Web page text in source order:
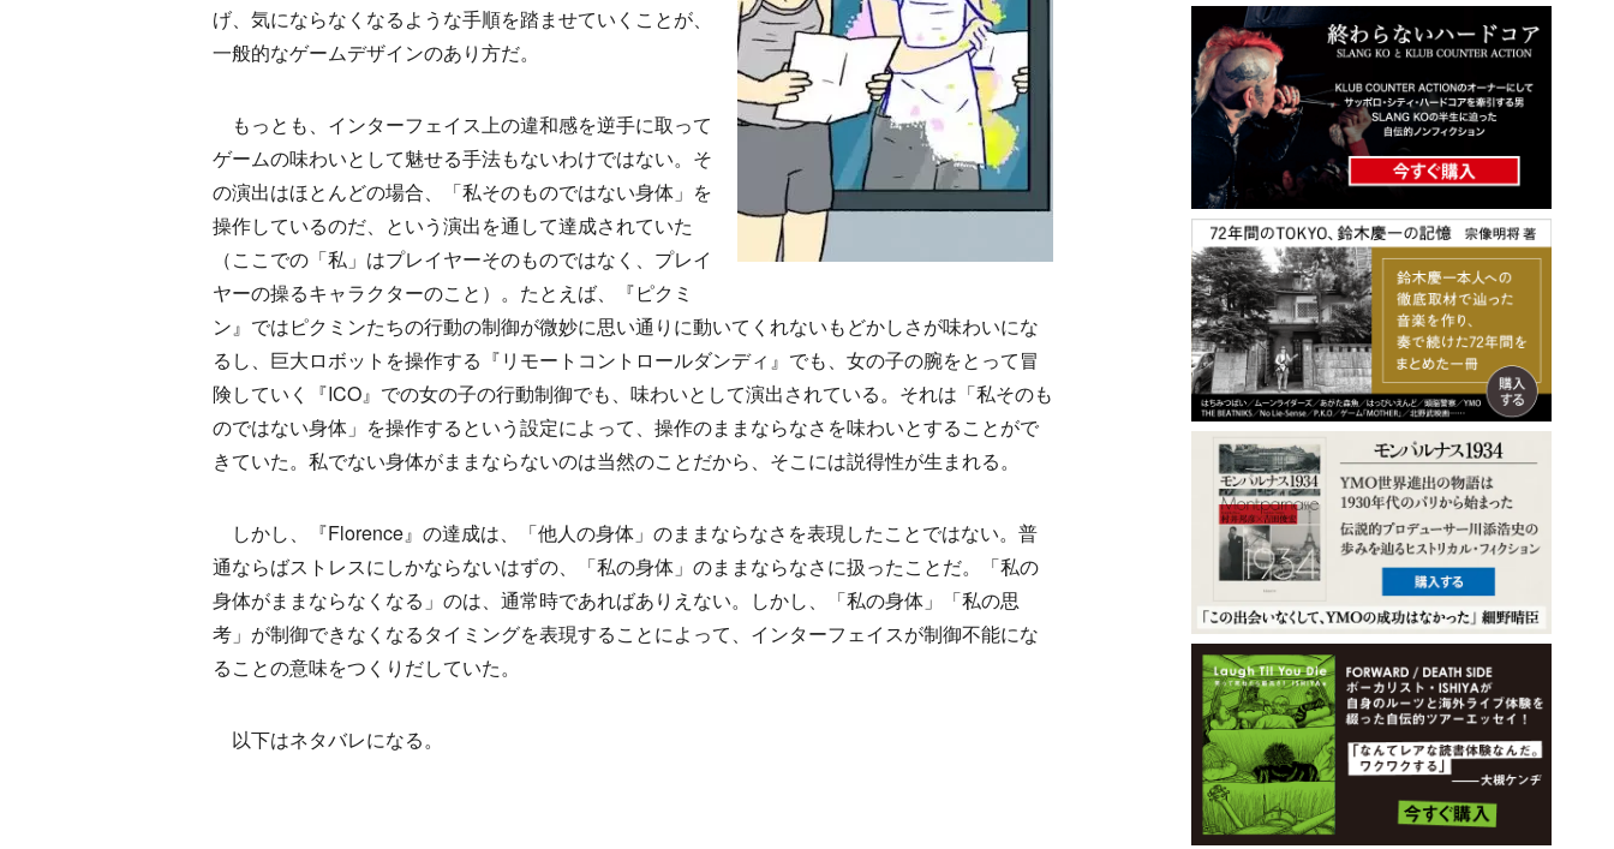
げ、気にならなくなるような手順を踏ませていくことが、
一般的なゲームデザインのあり方だ。
もっとも、インターフェイス上の違和感を逆手に取って
ゲームの味わいとして魅せる手法もないわけではない。そ
の演出はほとんどの場合、「私そのものではない身体」を
操作しているのだ、という演出を通して達成されていた
（ここでの「私」はプレイヤーそのものではなく、プレイ
ヤーの操るキャラクターのこと）。たとえば、『ピクミ
ン』ではピクミンたちの行動の制御が微妙に思い通りに動いてくれないもどかしさが味わいにな
るし、巨大ロボットを操作する『リモートコントロールダンディ』でも、女の子の腕をとって冒
険していく『ICO』での女の子の行動制御でも、味わいとして演出されている。それは「私そのも
のではない身体」を操作するという設定によって、操作のままならなさを味わいとすることがで
きていた。私でない身体がままならないのは当然のことだから、そこには説得性が生まれる。
しかし、『Florence』の達成は、「他人の身体」のままならなさを表現したことではない。普
通ならばストレスにしかならないはずの、「私の身体」のままならなさに扱ったことだ。「私の
身体がままならなくなる」のは、通常時であればありえない。しかし、「私の身体」「私の思
考」が制御できなくなるタイミングを表現することによって、インターフェイスが制御不能にな
ることの意味をつくりだしていた。
以下はネタバレになる。